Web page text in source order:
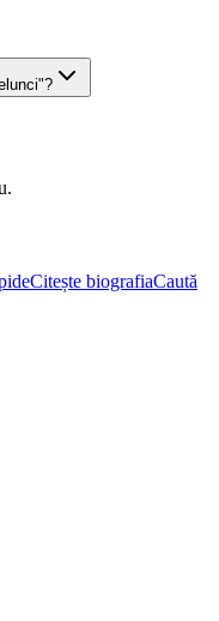
Citește biografiaCaută